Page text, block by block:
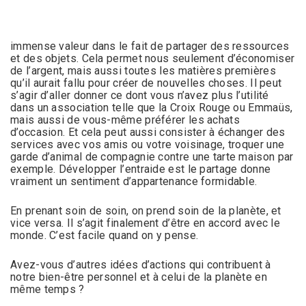
immense valeur dans le fait de partager des ressources
et des objets. Cela permet nous seulement d’économiser
de l’argent, mais aussi toutes les matières premières
qu’il aurait fallu pour créer de nouvelles choses. Il peut
s’agir d’aller donner ce dont vous n’avez plus l’utilité
dans un association telle que la Croix Rouge ou Emmaüs,
mais aussi de vous-même préférer les achats
d’occasion. Et cela peut aussi consister à échanger des
services avec vos amis ou votre voisinage, troquer une
garde d’animal de compagnie contre une tarte maison par
exemple. Développer l’entraide est le partage donne
vraiment un sentiment d’appartenance formidable.
En prenant soin de soin, on prend soin de la planète, et
vice versa. Il s’agit finalement d’être en accord avec le
monde. C’est facile quand on y pense.
Avez-vous d’autres idées d’actions qui contribuent à
notre bien-être personnel et à celui de la planète en
même temps ?